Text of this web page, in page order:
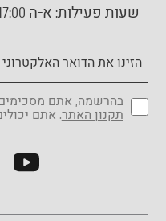
שעות פעילות: א-ה 10:00-17:00 ימי שישי 09:30-13:30
בהרשמה, אתם מסכימים
תקנון האתר. אתם